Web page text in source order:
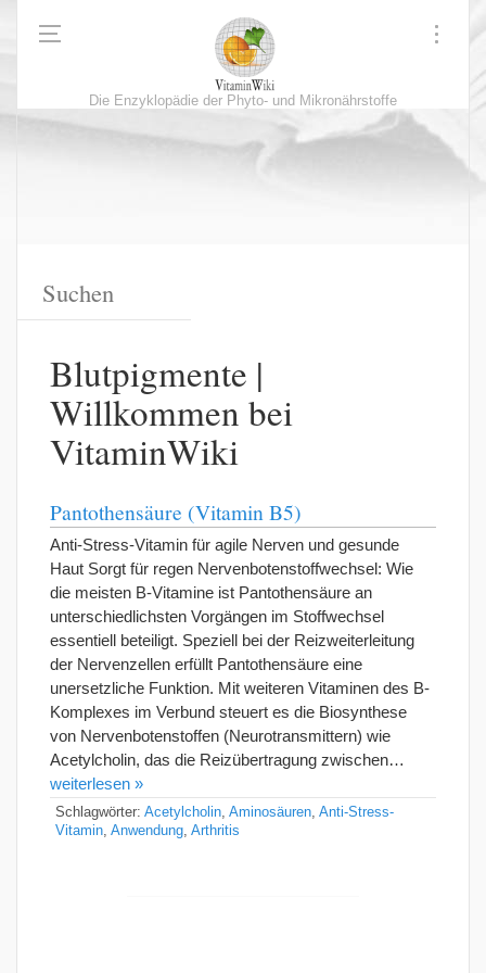
Die Enzyklopädie der Phyto- und Mikronährstoffe
Blutpigmente |
Willkommen bei
VitaminWiki
Pantothensäure (Vitamin B5)
Anti-Stress-Vitamin für agile Nerven und gesunde
Haut Sorgt für regen Nervenbotenstoffwechsel: Wie
die meisten B-Vitamine ist Pantothensäure an
unterschiedlichsten Vorgängen im Stoffwechsel
essentiell beteiligt. Speziell bei der Reizweiterleitung
der Nervenzellen erfüllt Pantothensäure eine
unersetzliche Funktion. Mit weiteren Vitaminen des B-
Komplexes im Verbund steuert es die Biosynthese
von Nervenbotenstoffen (Neurotransmittern) wie
Acetylcholin, das die Reizübertragung zwischen…
weiterlesen »
Schlagwörter: Acetylcholin Aminosäuren Anti-Stress-
Vitamin Anwendung Arthritis